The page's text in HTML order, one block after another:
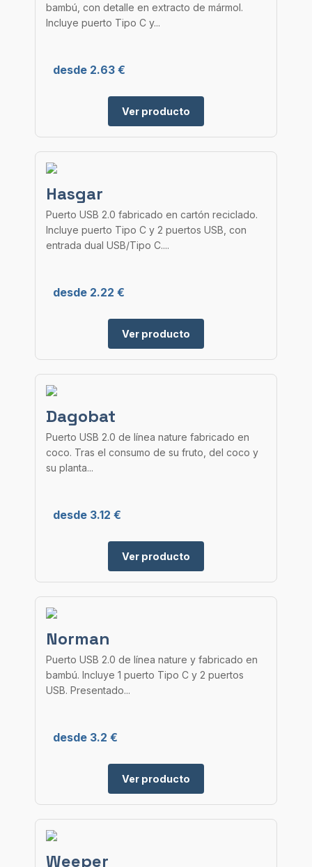
bambú, con detalle en extracto de mármol.
Incluye puerto Tipo C y...
desde 2.63 €
Ver producto
Hasgar
Puerto USB 2.0 fabricado en cartón reciclado.
Incluye puerto Tipo C y 2 puertos USB, con
entrada dual USB/Tipo C....
desde 2.22 €
Ver producto
Dagobat
Puerto USB 2.0 de línea nature fabricado en
coco. Tras el consumo de su fruto, del coco y
su planta...
desde 3.12 €
Ver producto
Norman
Puerto USB 2.0 de línea nature y fabricado en
bambú. Incluye 1 puerto Tipo C y 2 puertos
USB. Presentado...
desde 3.2 €
Ver producto
Weeper